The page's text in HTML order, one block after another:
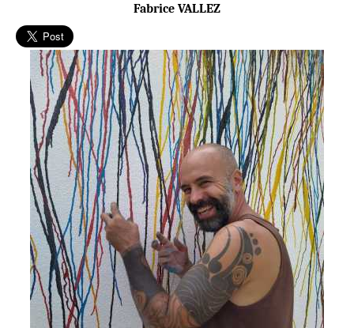
Fabrice VALLEZ